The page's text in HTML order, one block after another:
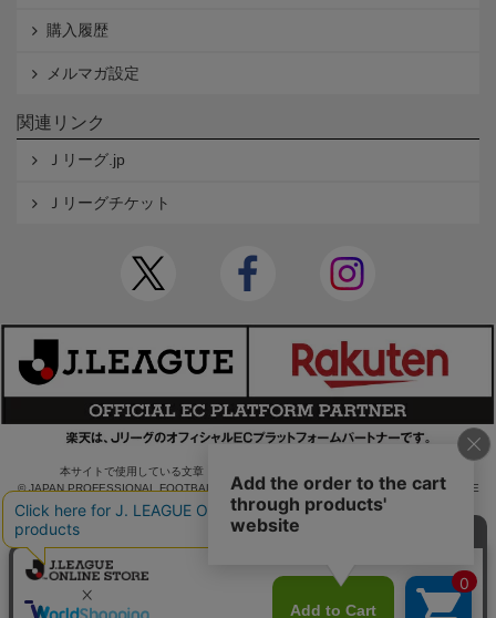
購入履歴
メルマガ設定
関連リンク
Ｊリーグ.jp
Ｊリーグチケット
本サイトで使用している文章・画像等の無断での複製・転載を禁止します。
© JAPAN PROFESSIONAL FOOTBALL LEAGUE Rakuten Group, Inc. ALL RIGHTS RE
SERVED.